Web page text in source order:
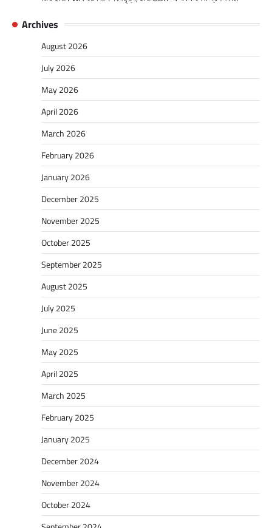
Archives
August 2026
July 2026
May 2026
April 2026
March 2026
February 2026
January 2026
December 2025
November 2025
October 2025
September 2025
August 2025
July 2025
June 2025
May 2025
April 2025
March 2025
February 2025
January 2025
December 2024
November 2024
October 2024